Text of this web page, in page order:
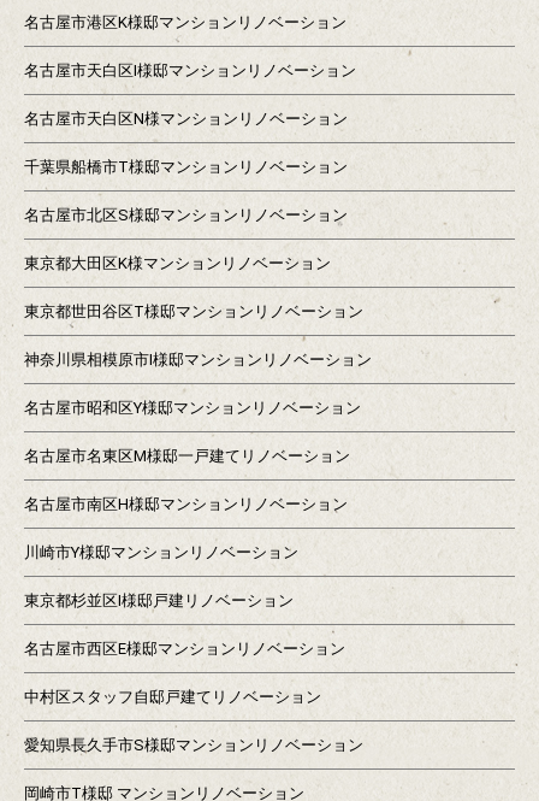
名古屋市港区K様邸マンションリノベーション
名古屋市天白区I様邸マンションリノベーション
名古屋市天白区N様マンションリノベーション
千葉県船橋市T様邸マンションリノベーション
名古屋市北区S様邸マンションリノベーション
東京都大田区K様マンションリノベーション
東京都世田谷区T様邸マンションリノベーション
神奈川県相模原市I様邸マンションリノベーション
名古屋市昭和区Y様邸マンションリノベーション
名古屋市名東区M様邸一戸建てリノベーション
名古屋市南区H様邸マンションリノベーション
川崎市Y様邸マンションリノベーション
東京都杉並区I様邸戸建リノベーション
名古屋市西区E様邸マンションリノベーション
中村区スタッフ自邸戸建てリノベーション
愛知県長久手市S様邸マンションリノベーション
岡崎市T様邸 マンションリノベーション